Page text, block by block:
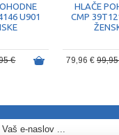
U901
€
HLAČE
CMP
79,96 €